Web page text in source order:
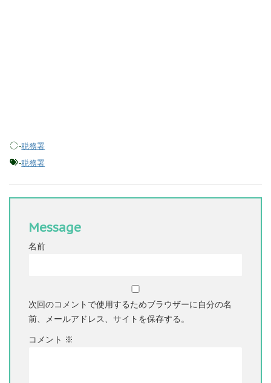
-税務署
-税務署
Message
名前
次回のコメントで使用するためブラウザーに自分の名
前、メールアドレス、サイトを保存する。
コメント ※